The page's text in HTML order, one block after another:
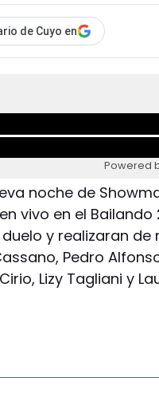
de Cuyo en
Powered
noche de
vivo en el Bailando
y realizaran de
Pedro
Lizy Tagliani y